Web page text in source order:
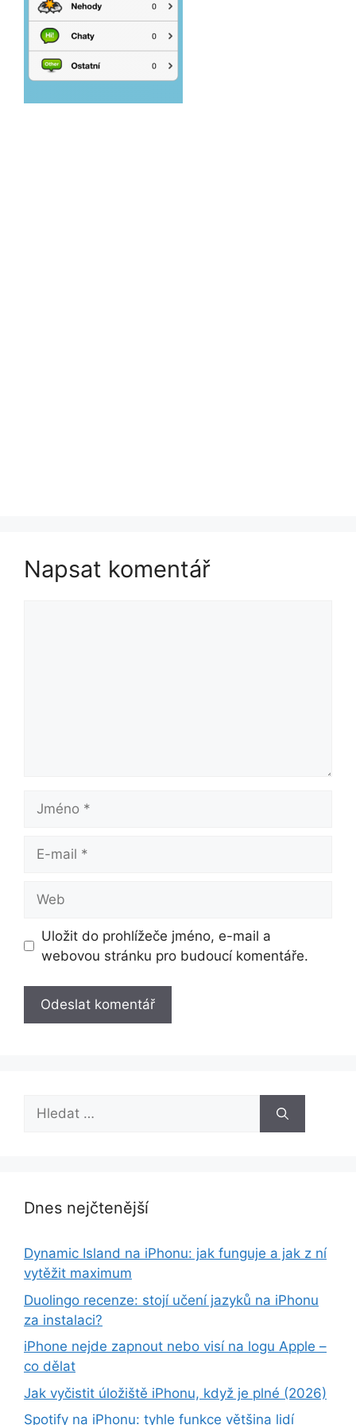
Napsat komentář
Jméno
mail
Uložit do prohlížeče jméno, e-mail a
webovou stránku pro budoucí komentáře.
Hledat:
Dnes nejčtenější
Dynamic Island na iPhonu: jak funguje a jak z ní
vytěžit maximum
Duolingo recenze: stojí učení jazyků na iPhonu
za instalaci?
iPhone nejde zapnout nebo visí na logu Apple –
co dělat
Jak vyčistit úložiště iPhonu, když je plné (2026)
Spotify na iPhonu: tyhle funkce většina lidí